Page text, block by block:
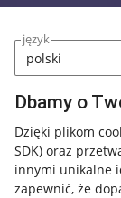
język
Dbamy o
Dzięki plikom
SDK) oraz
innymi unikalne
zapewnić, że